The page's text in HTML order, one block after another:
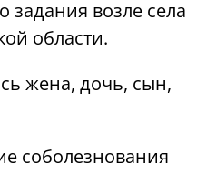
задания возле села
области.
жена, дочь, сын,
соболезнования